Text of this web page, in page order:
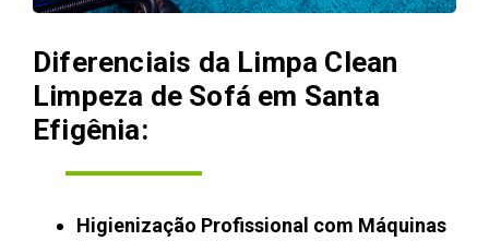
Diferenciais da Limpa Clean
Limpeza de Sofá em Santa
Efigênia:
Higienização Profissional com Máquinas